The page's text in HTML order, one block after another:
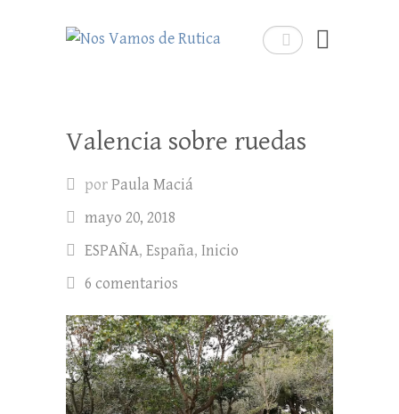
Buscar
Nos Vamos de Rutica
Un blog de viajes donde se comparte
Valencia sobre ruedas
porPaula Maciá
mayo 20, 2018
ESPAÑA, España, Inicio
6 comentarios